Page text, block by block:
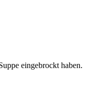
eingebrockt haben.